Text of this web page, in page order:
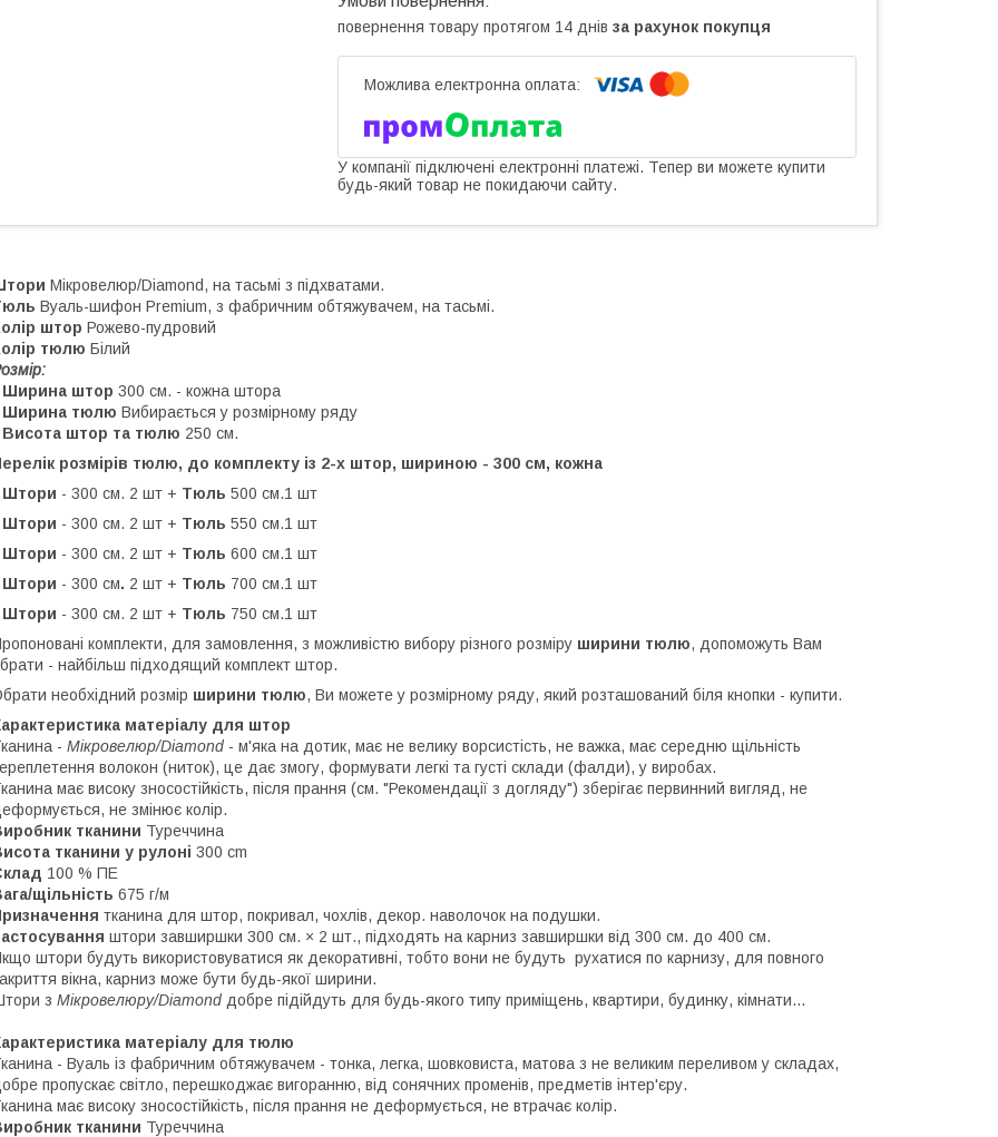
повернення товару протягом 14 днів за рахунок покупця
У компанії підключені електронні платежі. Тепер ви можете купити
будь-який товар не покидаючи сайту.
Мікровелюр/Diamond, на тасьмі з підхватами.
Вуаль-шифон Premium, з фабричним обтяжувачем, на тасьмі.
штор Рожево-пудровий
тюлю Білий
Ширина штор 300 см. - кожна штора
Ширина тюлю Вибирається у розмірному ряду
Висота штор та тюлю 250 см.
розмірів тюлю, до комплекту із 2-х штор, шириною - 300 см, кожна
Штори - 300 см. 2 шт + Тюль 500 см.1 шт
Штори - 300 см. 2 шт + Тюль 550 см.1 шт
Штори - 300 см. 2 шт + Тюль 600 см.1 шт
Штори - 300 см. 2 шт + Тюль 700 см.1 шт
Штори - 300 см. 2 шт + Тюль 750 см.1 шт
комплекти, для замовлення, з можливістю вибору різного розміру ширини тюлю, допоможуть Вам
- найбільш підходящий комплект штор.
необхідний розмір ширини тюлю, Ви можете у розмірному ряду, який розташований біля кнопки - купити.
матеріалу для штор
- Мікровелюр/Diamond - м'яка на дотик, має не велику ворсистість, не важка, має середню щільність
волокон (ниток), це дає змогу, формувати легкі та густі склади (фалди), у виробах.
має високу зносостійкість, після прання (см. "Рекомендації з догляду") зберігає первинний вигляд, не
не змінює колір.
тканини Туреччина
тканини у рулоні 300 cm
100 % ПЕ
щільність 675 г/м
тканина для штор, покривал, чохлів, декор. наволочок на подушки.
штори завширшки 300 см. × 2 шт., підходять на карниз завширшки від 300 см. до 400 см.
штори будуть використовуватися як декоративні, тобто вони не будуть рухатися по карнизу, для повного
вікна, карниз може бути будь-якої ширини.
з Мікровелюру/Diamond добре підійдуть для будь-якого типу приміщень, квартири, будинку, кімнати...
матеріалу для тюлю
- Вуаль із фабричним обтяжувачем - тонка, легка, шовковиста, матова з не великим переливом у складах,
пропускає світло, перешкоджає вигоранню, від сонячних променів, предметів інтер'єру.
має високу зносостійкість, після прання не деформується, не втрачає колір.
тканини Туреччина